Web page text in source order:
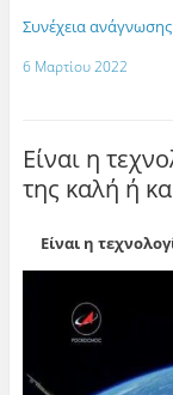
Συνέχεια ανάγνωσης
6 Μαρτίου 2022
Είναι η
της καλή ή
Είναι η